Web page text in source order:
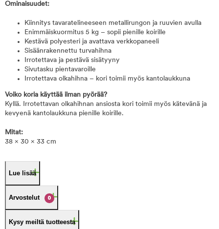
Ominaisuudet:
Kiinnitys tavaratelineeseen metallirungon ja ruuvien avulla
Enimmäiskuormitus 5 kg – sopii pienille koirille
Kestävä polyesteri ja avattava verkkopaneeli
Sisäänrakennettu turvahihna
Irrotettava ja pestävä sisätyyny
Sivutasku pientavaroille
Irrotettava olkahihna – kori toimii myös kantolaukkuna
Voiko koria käyttää ilman pyörää?
Kyllä. Irrotettavan olkahihnan ansiosta kori toimii myös kätevänä ja
kevyenä kantolaukkuna pienille koirille.
Mitat:
38 × 30 × 33 cm
Lue lisää
Arvostelut 0
Kysy meiltä tuotteesta